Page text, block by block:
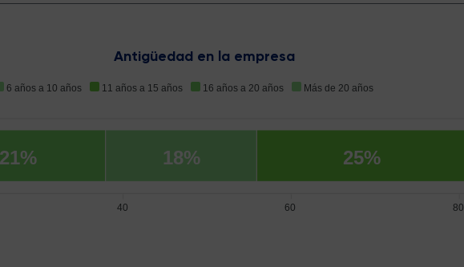
Antigüedad en la empresa
6 años a 10 años 11 años a 15 años 16 años a 20 años Más de 20 años
80
60
40
21% 25%
18%